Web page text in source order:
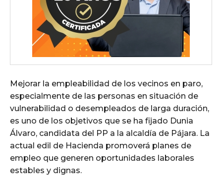
Mejorar la empleabilidad de los vecinos en paro,
especialmente de las personas en situación de
vulnerabilidad o desempleados de larga duración,
es uno de los objetivos que se ha fijado Dunia
Álvaro, candidata del PP a la alcaldía de Pájara. La
actual edil de Hacienda promoverá planes de
empleo que generen oportunidades laborales
estables y dignas.